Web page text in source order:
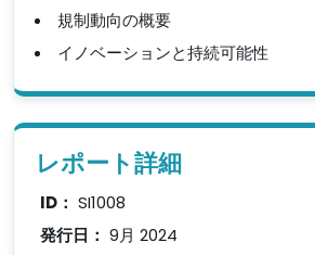
規制動向の概要
イノベーションと持続可能性
レポート詳細
ID： SI1008
発行日： 9月 2024